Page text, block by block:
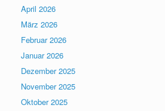
April 2026
März 2026
Februar 2026
Januar 2026
Dezember 2025
November 2025
Oktober 2025